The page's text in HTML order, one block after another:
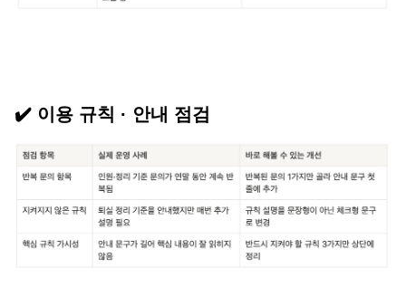
✔️ 이용 규칙 · 안내 점검